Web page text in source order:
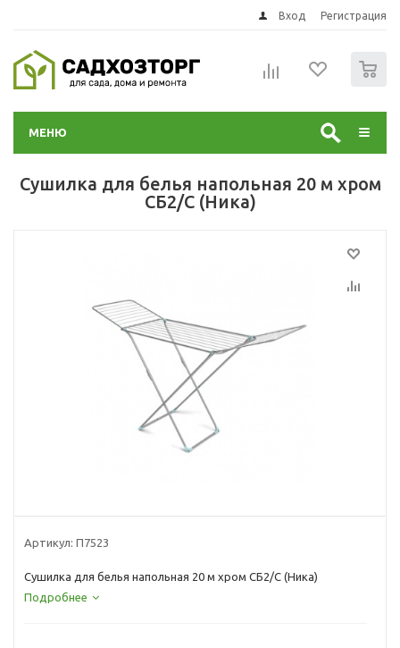
Вход Регистрация
МЕНЮ
Сушилка для белья напольная 20 м хром
СБ2/С (Ника)
Артикул: П7523
Сушилка для белья напольная 20 м хром СБ2/С (Ника)
Подробнее